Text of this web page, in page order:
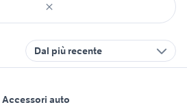
Dal più recente
auto